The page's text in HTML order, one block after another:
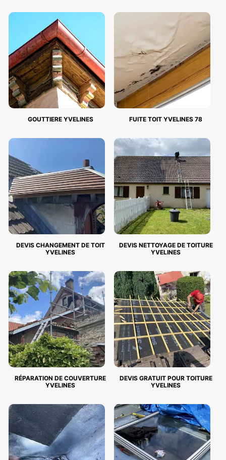
GOUTTIERE YVELINES FUITE TOIT YVELINES 78
DEVIS CHANGEMENT DE TOIT
YVELINES
DEVIS NETTOYAGE DE TOITURE
YVELINES
RÉPARATION DE COUVERTURE
YVELINES
DEVIS GRATUIT POUR TOITURE
YVELINES